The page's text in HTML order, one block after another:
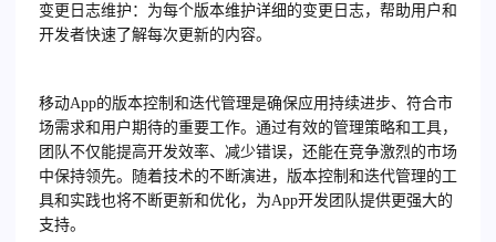
变更日志维护 ：为每个版本维护详细的变更日志，帮助用户和
开发者快速了解每次更新的内容。
移动App的版本控制和迭代管理是确保应用持续进步、符合市
场需求和用户期待的重要工作。通过有效的管理策略和工具，
团队不仅能提高开发效率、减少错误，还能在竞争激烈的市场
中保持领先。随着技术的不断演进，版本控制和迭代管理的工
具和实践也将不断更新和优化，为App开发团队提供更强大的
支持。